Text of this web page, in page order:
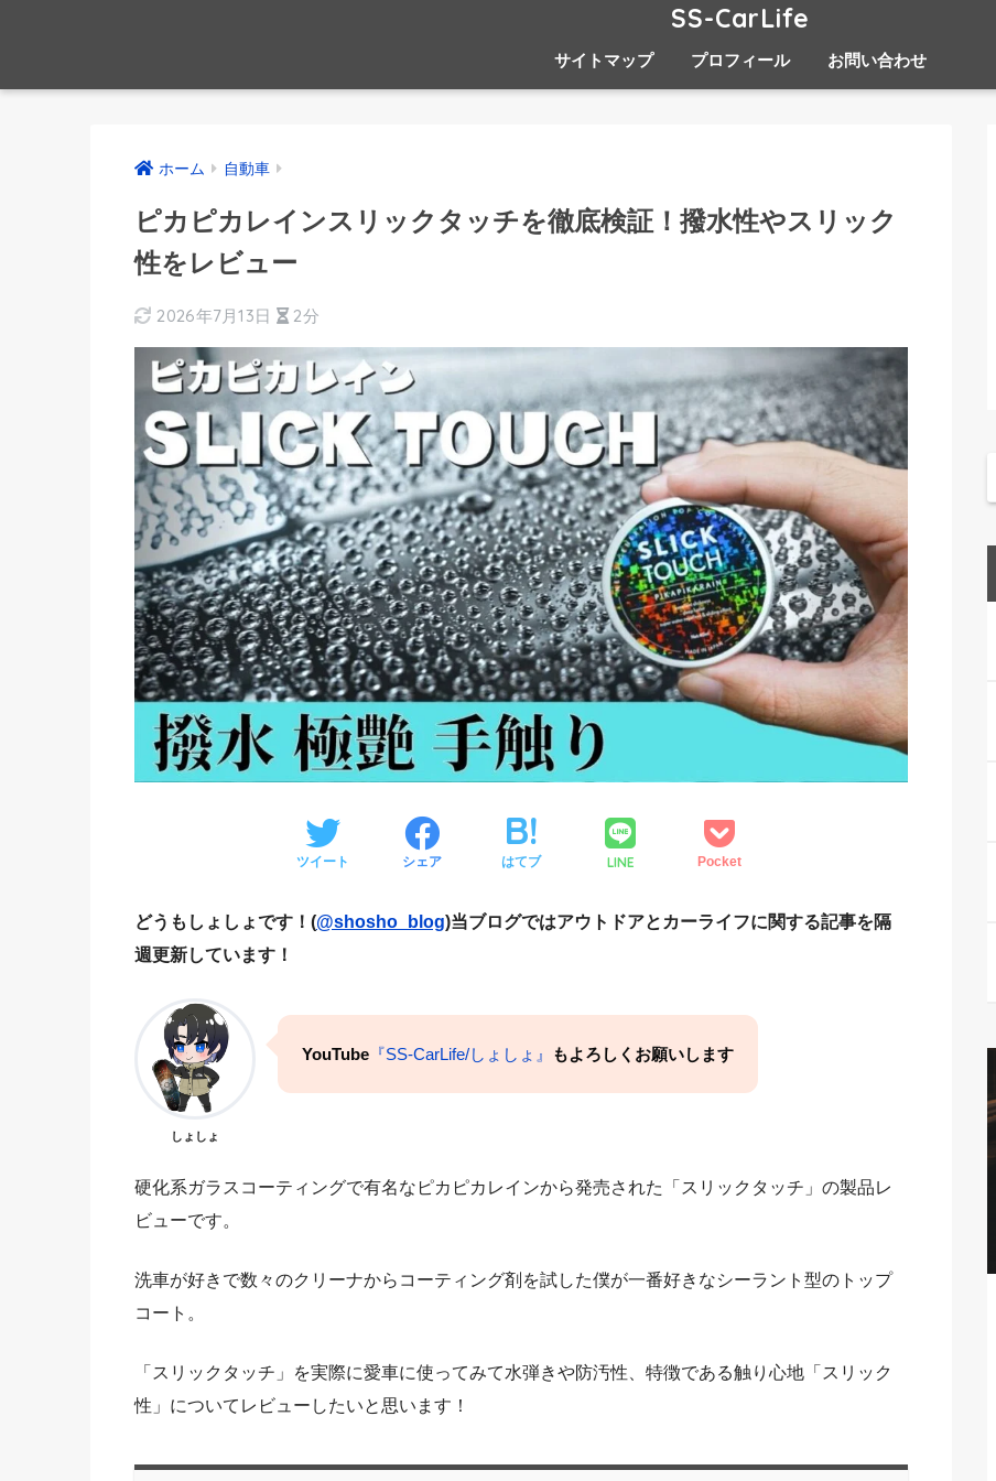
SS-CarLife
サイトマップ プロフィール お問い合わせ
ホーム 自動車
ピカピカレインスリックタッチを徹底検証！撥水性やスリック
性をレビュー
2026年7月13日 2分
ツイート シェア はてブ LINE Pocket
どうもしょしょです！(@shosho_blog)当ブログではアウトドアとカーライフに関する記事を隔
週更新しています！
しょしょ
YouTube 『SS-CarLife/しょしょ』 もよろしくお願いします
硬化系ガラスコーティングで有名なピカピカレインから発売された「スリックタッチ」の製品レ
ビューです。
洗車が好きで数々のクリーナからコーティング剤を試した僕が一番好きなシーラント型のトップ
コート。
「スリックタッチ」を実際に愛車に使ってみて水弾きや防汚性、特徴である触り心地「スリック
性」についてレビューしたいと思います！